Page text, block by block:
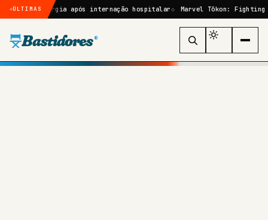
ÚLTIMASapós internação hospitalar Marvel Tōkon: Fighting Souls:
Bastidores ®